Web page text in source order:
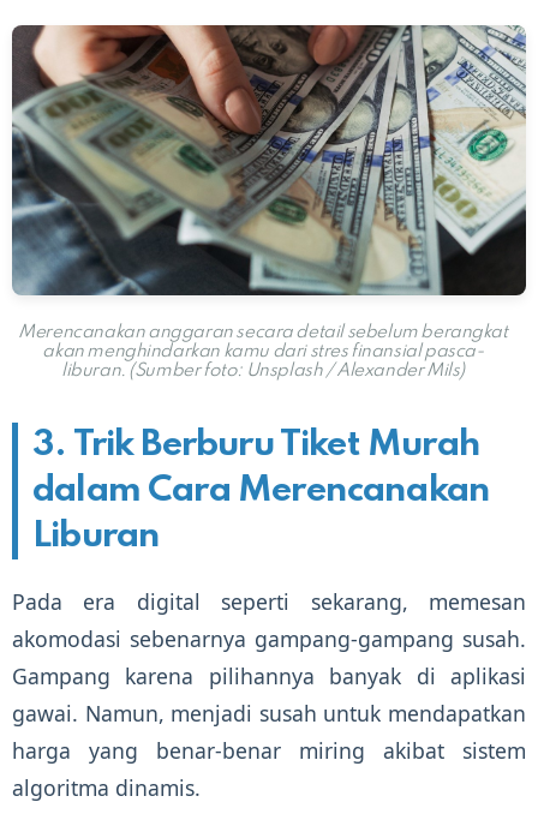
Merencanakan anggaran secara detail sebelum berangkat
akan menghindarkan kamu dari stres finansial pasca-
liburan. (Sumber foto: Unsplash / Alexander Mils)
3. Trik Berburu Tiket Murah
dalam Cara Merencanakan
Liburan
Pada era digital seperti sekarang, memesan
akomodasi sebenarnya gampang-gampang susah.
Gampang karena pilihannya banyak di aplikasi
gawai. Namun, menjadi susah untuk mendapatkan
harga yang benar-benar miring akibat sistem
algoritma dinamis.